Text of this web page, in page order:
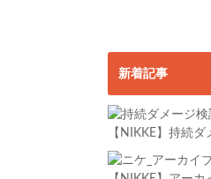
新着記事
【NIKKE】持続